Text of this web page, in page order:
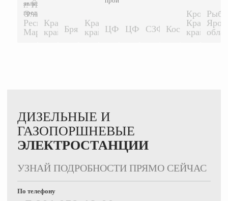
является
предприятие...
г. Йошкар-
Ола,
Республика
Марий-Эл.
Краснодарский
край
1500 КВТ
Брянск500 КВТ
Краснодарский
край
1500 КВТ
ЦФО 200 КВТ
ЦФО 200 КВТ
СЗФО200 КВТ
Кострома 500
край
ДИЗЕЛЬНЫЕ И
ГАЗОПОРШНЕВЫЕ
ЭЛЕКТРОСТАНЦИИ
УЗНАЙ ПОДРОБНОСТИ ПРЯМО СЕЙЧАС
По телефону